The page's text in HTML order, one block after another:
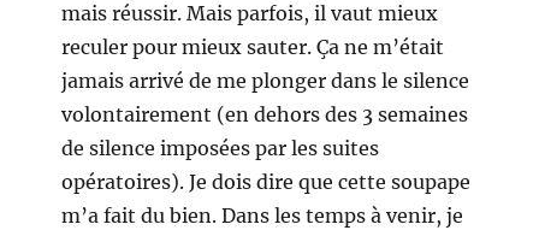
mais réussir. Mais parfois, il vaut mieux
reculer pour mieux sauter. Ça ne m’était
jamais arrivé de me plonger dans le silence
volontairement (en dehors des 3 semaines
de silence imposées par les suites
opératoires). Je dois dire que cette soupape
m’a fait du bien. Dans les temps à venir, je